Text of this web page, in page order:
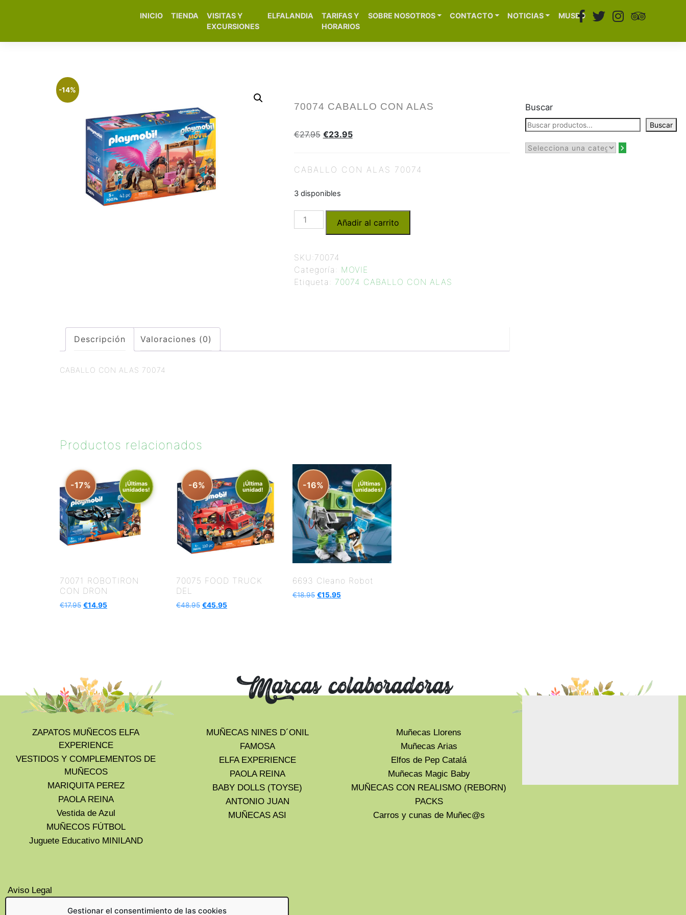
Gestionar el consentimiento de las cookies
Elfa Experience – Onil – Alicante
INICIO TIENDA
VISITAS Y
EXCURSIONES
ELFALANDIA
TARIFAS Y
HORARIOS
SOBRE NOSOTROS CONTACTO NOTICIAS MUSEO
-14%
70074 CABALLO CON ALAS
€27.95 €23.95
CABALLO CON ALAS 70074
3 disponibles
Añadir al carrito
SKU: 70074
Categoría: MOVIE
Etiqueta: 70074 CABALLO CON ALAS
Descripción Valoraciones (0)
CABALLO CON ALAS 70074
Productos relacionados
-17%
¡Últimas
unidades!
70071 ROBOTIRON
CON DRON
€17.95 €14.95
-6%
¡Última
unidad!
70075 FOOD TRUCK
DEL
€48.95 €45.95
-16%
¡Últimas
unidades!
6693 Cleano Robot
€18.95 €15.95
Buscar
Buscar
Marcas colaboradoras
ZAPATOS MUÑECOS ELFA
EXPERIENCE
VESTIDOS Y COMPLEMENTOS DE
MUÑECOS
MARIQUITA PEREZ
PAOLA REINA
Vestida de Azul
MUÑECOS FÚTBOL
Juguete Educativo MINILAND
Aviso Legal
MUÑECAS NINES D´ONIL
FAMOSA
ELFA EXPERIENCE
PAOLA REINA
BABY DOLLS (TOYSE)
ANTONIO JUAN
MUÑECAS ASI
Muñecas Llorens
Muñecas Arias
Elfos de Pep Catalá
Muñecas Magic Baby
MUÑECAS CON REALISMO (REBORN)
PACKS
Carros y cunas de Muñec@s